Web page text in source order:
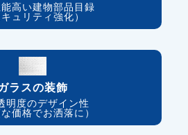
高い建物部品目録
キュリティ強化）
ラスの装飾
明度のデザイン性
な価格でお洒落に）